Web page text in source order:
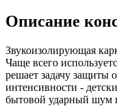
Описание
Звукоизолирующая
Чаще всего
решает задачу защиты
интенсивности -
бытовой ударный шум